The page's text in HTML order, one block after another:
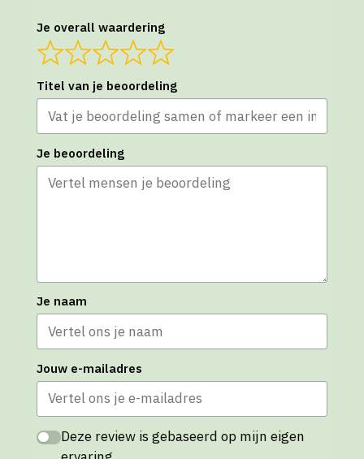
Je overall waardering
Titel van je beoordeling
Je beoordeling
Je naam
Jouw e-mailadres
Deze review is gebaseerd op mijn eigen